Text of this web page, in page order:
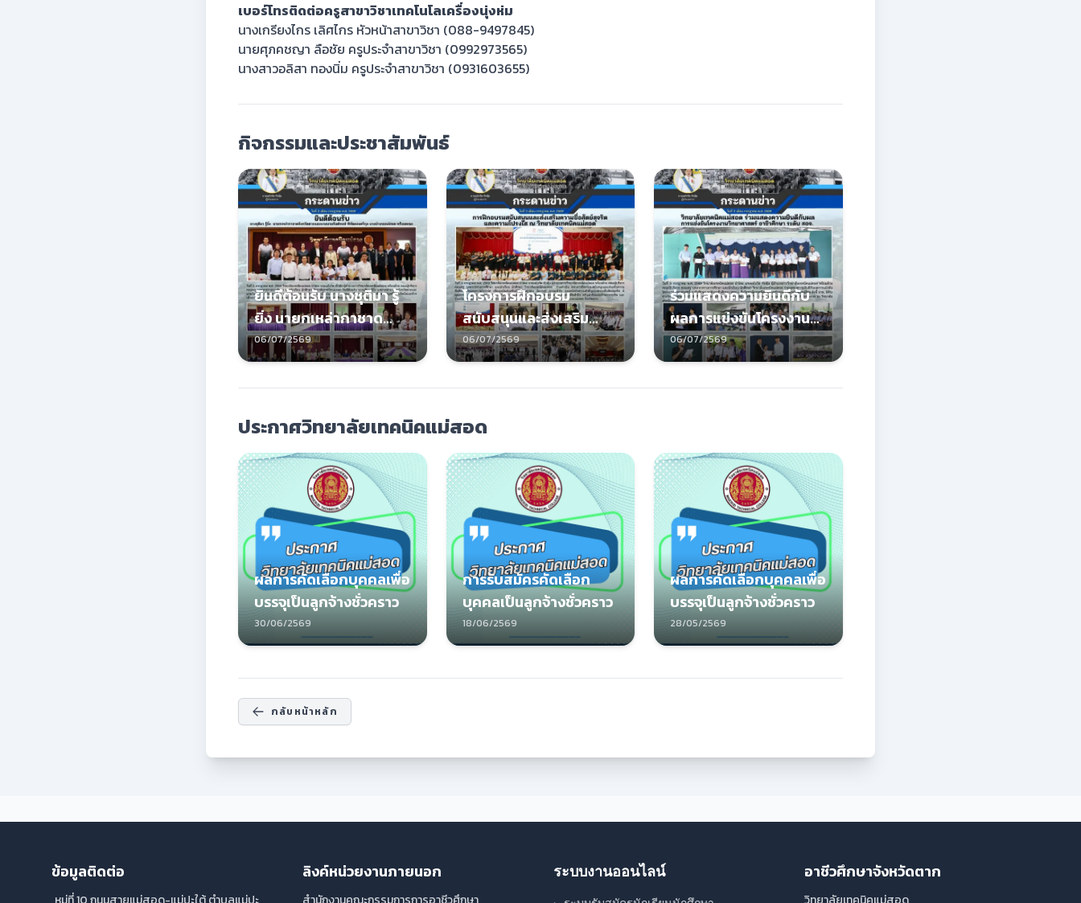
เบอร์โทรติดต่อครูสาขาวิชาเทคโนโลเครื่องนุ่งห่ม
นางเกรียงไกร เลิศไกร หัวหน้าสาขาวิชา (088-9497845)
นายศุภคชญา ลือชัย ครูประจำสาขาวิชา (0992973565)
นางสาวอลิสา ทองนิ่ม ครูประจำสาขาวิชา (0931603655)
กิจกรรมและประชาสัมพันธ์
ยินดีต้อนรับ นางชุติมา รู้
ยิ่ง นายกเหล่ากาชาด
จังหวัดตากและนายกันต์
พงษ์ พิพัฒมนตรีกุล นาย
อำเภอแม่สอด พร้อมคณะ
06/07/2569
โครงการฝึกอบรม
สนับสนุนและส่งเสริม
ความซื่อสัตย์สุจริตและ
ความโปร่งใส
06/07/2569
ร่วมแสดงความยินดีกับ
ผลการแข่งขันโครงงาน
วิทยาศาสตร์อาชีวศึกษา
ระดับอาชีวศึกษา (สอจ.)
06/07/2569
ประกาศวิทยาลัยเทคนิคแม่สอด
ผลการคัดเลือกบุคคลเพื่อ
บรรจุเป็นลูกจ้างชั่วคราว
30/06/2569
การรับสมัครคัดเลือก
บุคคลเป็นลูกจ้างชั่วคราว
18/06/2569
ผลการคัดเลือกบุคคลเพื่อ
บรรจุเป็นลูกจ้างชั่วคราว
28/05/2569
กลับหน้าหลัก
ข้อมูลติดต่อ ลิงค์หน่วยงานภายนอก ระบบงานออนไลน์ อาชีวศึกษาจังหวัดตาก